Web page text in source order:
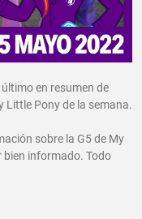
en resumen de
Little Pony de la semana.
sobre la G5 de My
bien informado. Todo